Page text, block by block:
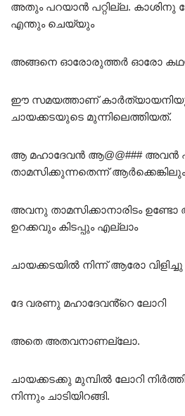
അതും പറയാൻ പറ്റില്ല. കാശിനു
എന്തും ചെയ്യും
അങ്ങനെ ഓരോരുത്തർ ഓരോ
ഈ സമയത്താണ്
ചായക്കടയുടെ മുന്നിലെത്തിയത്.
ആ മഹാദേവൻ ആ@@### അവൻ
താമസിക്കുന്നതെന്ന്
അവനു താമസിക്കാനാരിടം
ഉറക്കവും കിടപ്പും എല്ലാം
ചായക്കടയിൽ നിന്ന് ആരോ
ദേ വരണു മഹാദേവൻ്റെ ലോറി
അതെ അതവനാണല്ലോ.
ചായക്കടക്കു മുമ്പിൽ ലോറി
നിന്നും ചാടിയിറങ്ങി.